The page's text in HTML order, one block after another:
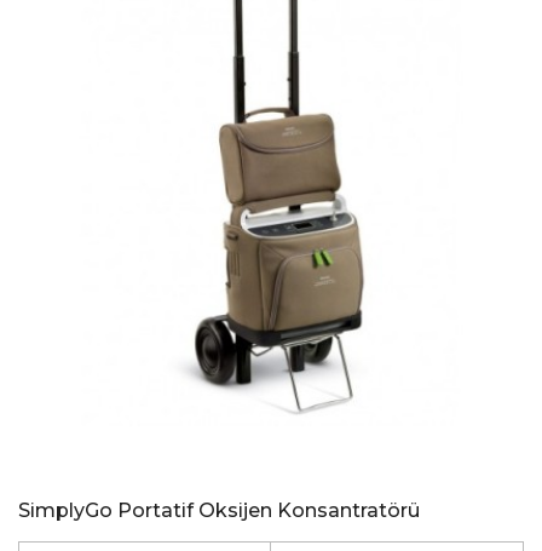
SimplyGo Portatif Oksijen Konsantratörü